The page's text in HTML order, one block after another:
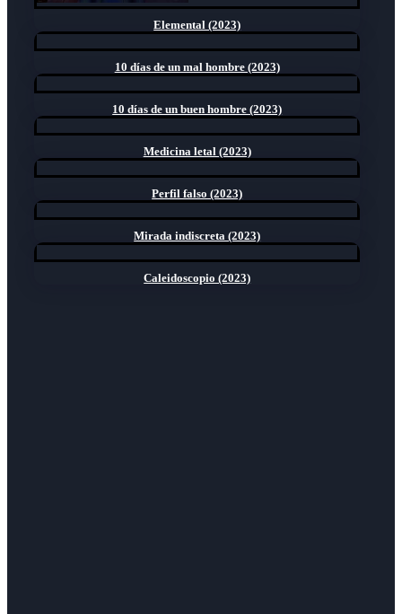
Elemental (2023)
10 días de un mal hombre (2023)
10 días de un buen hombre (2023)
Medicina letal (2023)
Perfil falso (2023)
Mirada indiscreta (2023)
Caleidoscopio (2023)